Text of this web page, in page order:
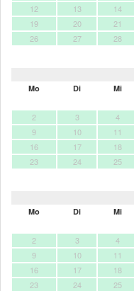
12
13 14
19
20 21
26
27 28
Mo
Di Mi
2
3 4
9
10 11
16
17 18
23
24 25
Mo
Di Mi
2
3 4
9
10 11
16
17 18
23
24 25